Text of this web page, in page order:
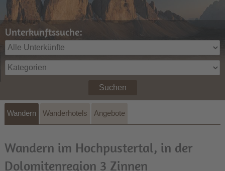
Unterkunftssuche:
Suchen
Wandern Wanderhotels Angebote
Wandern im Hochpustertal, in der
Dolomitenregion 3 Zinnen